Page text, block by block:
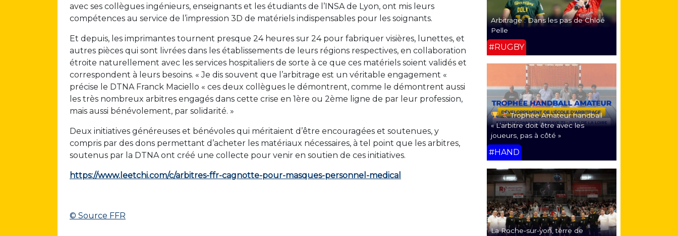
avec ses collègues ingénieurs, enseignants et les étudiants de l’INSA de Lyon, ont mis leurs
compétences au service de l’impression 3D de matériels indispensables pour les soignants.
Et depuis, les imprimantes tournent presque 24 heures sur 24 pour fabriquer visières, lunettes, et
autres pièces qui sont livrées dans les établissements de leurs régions respectives, en collaboration
étroite naturellement avec les services hospitaliers de sorte à ce que ces matériels soient validés et
correspondent à leurs besoins. « Je dis souvent que l’arbitrage est un véritable engagement «
précise le DTNA Franck Maciello « ces deux collègues le démontrent, comme le démontrent aussi
les très nombreux arbitres engagés dans cette crise en 1ère ou 2ème ligne de par leur profession,
mais aussi bénévolement, par solidarité. »
Deux initiatives généreuses et bénévoles qui méritaient d’être encouragées et soutenues, y
compris par des dons permettant d’acheter les matériaux nécessaires, à tel point que les arbitres,
soutenus par la DTNA ont créé une collecte pour venir en soutien de ces initiatives.
https://www.leetchi.com/c/arbitres-ffr-cagnotte-pour-masques-personnel-medical
© Source FFR
Arbitrage : Dans les pas de Chloé
Pelle
#RUGBY
Trophée Amateur handball
« L’arbitre doit être avec les
joueurs, pas à côté »
#HAND
La Roche-sur-yon, terre de